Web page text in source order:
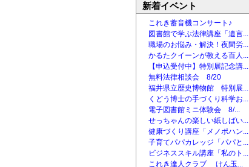
新着イベント
これき蓄音機コンサート♪
図書館で学ぶ法律講座「遺言...
職場のお悩み・解決！夜間労...
かるたクイーンが教える百人...
【申込受付中】特別展記念講...
無料法律相談会 8/20
福井県立歴史博物館 特別展...
くどう博士の手づくり科学お...
電子図書館ミニ体験会 8/...
せっちゃんの楽しい紙しばい...
健康づくり講座「メノポハン...
子育てパパカレッジ「パパと...
ビジネススキル講座「私のト...
これき達人クラブ けん玉...